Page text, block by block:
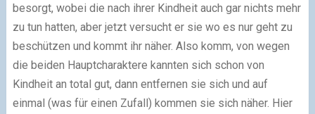
besorgt, wobei die nach ihrer Kindheit auch gar nichts mehr
zu tun hatten, aber jetzt versucht er sie wo es nur geht zu
beschützen und kommt ihr näher. Also komm, von wegen
die beiden Hauptcharaktere kannten sich schon von
Kindheit an total gut, dann entfernen sie sich und auf
einmal (was für einen Zufall) kommen sie sich näher. Hier